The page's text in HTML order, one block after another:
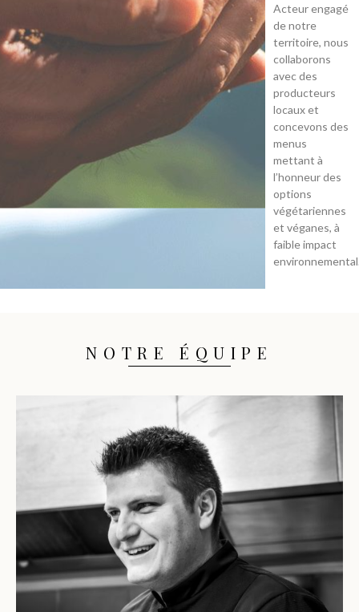
Acteur engagé
de notre
territoire, nous
collaborons
avec des
producteurs
locaux et
concevons des
menus
mettant à
l’honneur des
options
végétariennes
et véganes, à
faible impact
NOTRE ÉQUIPE